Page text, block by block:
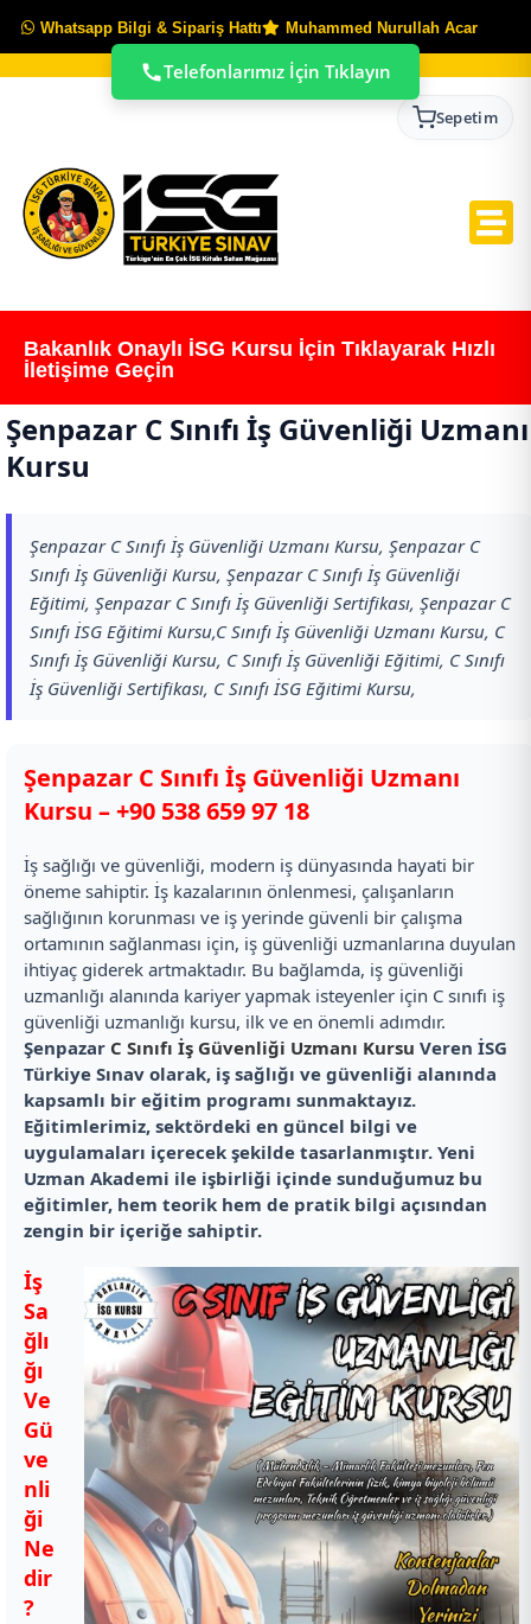
Whatsapp Bilgi & Sipariş Hattı Muhammed Nurullah Acar
Sepetim
Bakanlık Onaylı İSG Kursu İçin Tıklayarak Hızlı
İletişime Geçin
Şenpazar C Sınıfı İş Güvenliği Uzmanı
Kursu
Şenpazar C Sınıfı İş Güvenliği Uzmanı Kursu, Şenpazar C
Sınıfı İş Güvenliği Kursu, Şenpazar C Sınıfı İş Güvenliği
Eğitimi, Şenpazar C Sınıfı İş Güvenliği Sertifikası, Şenpazar C
Sınıfı İSG Eğitimi Kursu,C Sınıfı İş Güvenliği Uzmanı Kursu, C
Sınıfı İş Güvenliği Kursu, C Sınıfı İş Güvenliği Eğitimi, C Sınıfı
İş Güvenliği Sertifikası, C Sınıfı İSG Eğitimi Kursu,
Şenpazar C Sınıfı İş Güvenliği Uzmanı
Kursu –+90 538 659 97 18
İş sağlığı ve güvenliği, modern iş dünyasında hayati bir
öneme sahiptir. İş kazalarının önlenmesi, çalışanların
sağlığının korunması ve iş yerinde güvenli bir çalışma
ortamının sağlanması için, iş güvenliği uzmanlarına duyulan
ihtiyaç giderek artmaktadır. Bu bağlamda, iş güvenliği
uzmanlığı alanında kariyer yapmak isteyenler için C sınıfı iş
güvenliği uzmanlığı kursu, ilk ve en önemli adımdır.
Şenpazar C Sınıfı İş Güvenliği Uzmanı Kursu Veren İSG
Türkiye Sınav olarak, iş sağlığı ve güvenliği alanında
kapsamlı bir eğitim programı sunmaktayız.
Eğitimlerimiz, sektördeki en güncel bilgi ve
uygulamaları içerecek şekilde tasarlanmıştır. Yeni
Uzman Akademi ile işbirliği içinde sunduğumuz bu
eğitimler, hem teorik hem de pratik bilgi açısından
zengin bir içeriğe sahiptir.
İş
Sa
ğlı
ğı
Ve
Gü
ve
nli
ği
Ne
dir
?
Telefonlarımız İçin Tıklayın